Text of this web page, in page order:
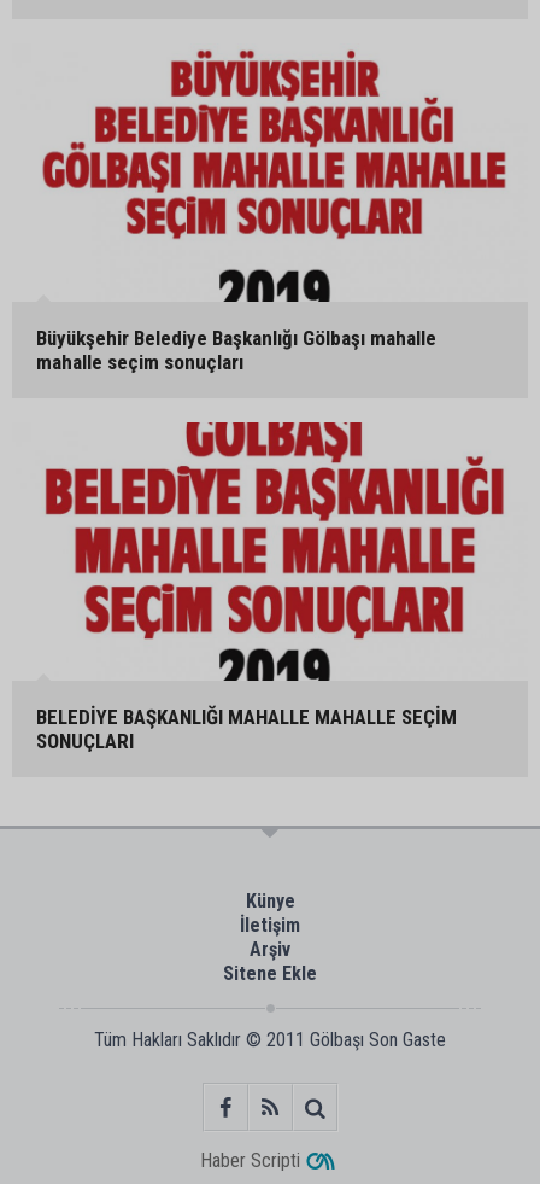
Büyükşehir Belediye Başkanlığı Gölbaşı mahalle
mahalle seçim sonuçları
BELEDİYE BAŞKANLIĞI MAHALLE MAHALLE SEÇİM
SONUÇLARI
Künye
İletişim
Arşiv
Sitene Ekle
Tüm Hakları Saklıdır © 2011 Gölbaşı Son Gaste
Haber Scripti